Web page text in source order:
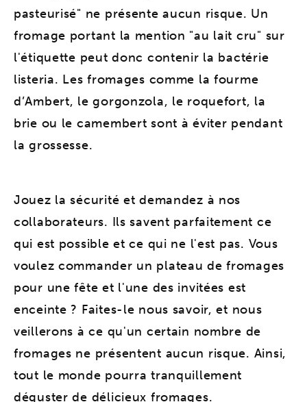
pasteurisé" ne présente aucun risque. Un
fromage portant la mention "au lait cru" sur
l'étiquette peut donc contenir la bactérie
listeria. Les fromages comme la fourme
d’Ambert, le gorgonzola, le roquefort, la
brie ou le camembert sont à éviter pendant
la grossesse.
Jouez la sécurité et demandez à nos
collaborateurs. Ils savent parfaitement ce
qui est possible et ce qui ne l'est pas. Vous
voulez commander un plateau de fromages
pour une fête et l'une des invitées est
enceinte ? Faites-le nous savoir, et nous
veillerons à ce qu'un certain nombre de
fromages ne présentent aucun risque. Ainsi,
tout le monde pourra tranquillement
déguster de délicieux fromages.